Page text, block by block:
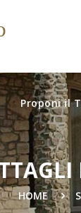
Proponi il
HOME